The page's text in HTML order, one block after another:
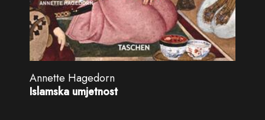
Annette Hagedorn
Islamska umjetnost